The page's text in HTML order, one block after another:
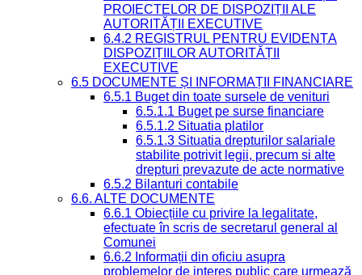
PROIECTELOR DE DISPOZIȚII ALE
AUTORITĂȚII EXECUTIVE
6.4.2 REGISTRUL PENTRU EVIDENȚA
DISPOZIȚIILOR AUTORITĂȚII
EXECUTIVE
6.5 DOCUMENTE ȘI INFORMAȚII FINANCIARE
6.5.1 Buget din toate sursele de venituri
6.5.1.1 Buget pe surse financiare
6.5.1.2 Situatia platilor
6.5.1.3 Situatia drepturilor salariale
stabilite potrivit legii, precum si alte
drepturi prevazute de acte normative
6.5.2 Bilanturi contabile
6.6. ALTE DOCUMENTE
6.6.1 Obiecțiile cu privire la legalitate,
efectuate în scris de secretarul general al
Comunei
6.6.2 Informații din oficiu asupra
problemelor de interes public care urmează